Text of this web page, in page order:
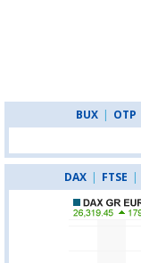
BUX | OTP
DAX | FTSE |